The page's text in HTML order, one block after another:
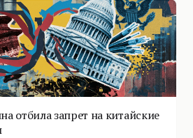
отбила запрет на китайские